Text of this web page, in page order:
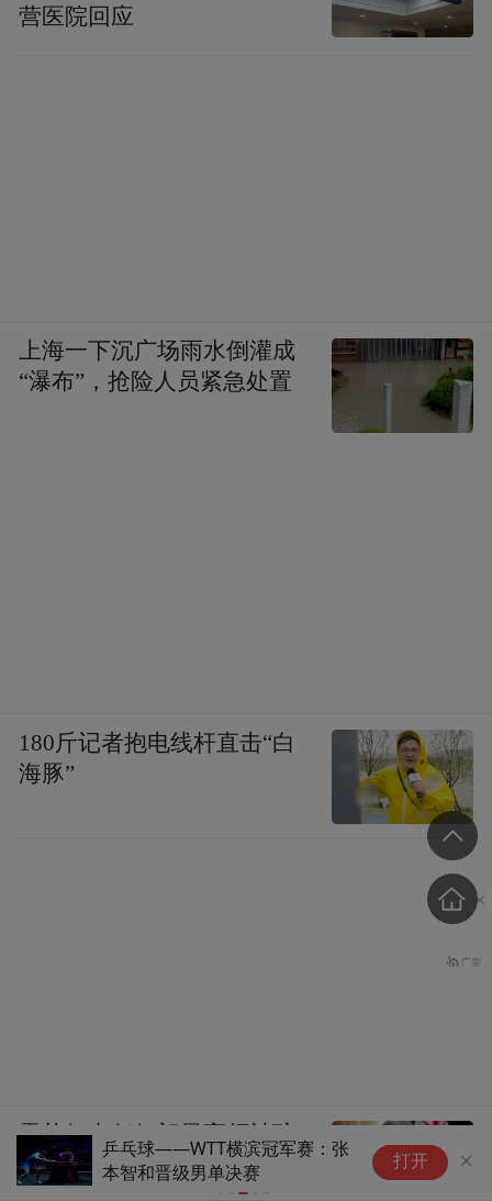
乒乓球——WTT横滨冠军赛：张
本智和晋级男单决赛
打开
营医院回应
上海一下沉广场雨水倒灌成
“瀑布”，抢险人员紧急处置
180斤记者抱电线杆直击“白
海豚”
雷扎伊出任伊朗最高领袖驻
最高国家安全委员会代表